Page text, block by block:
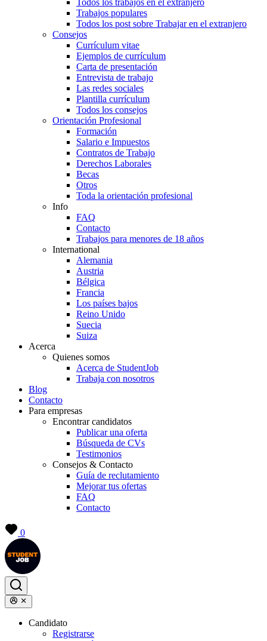
Todos los trabajos en el extranjero
Trabajos populares
Todos los post sobre Trabajar en el extranjero
Consejos
Currículum vitae
Ejemplos de currículum
Carta de presentación
Entrevista de trabajo
Las redes sociales
Plantilla currículum
Todos los consejos
Orientación Profesional
Formación
Salario e Impuestos
Contratos de Trabajo
Derechos Laborales
Becas
Otros
Toda la orientación profesional
Info
FAQ
Contacto
Trabajos para menores de 18 años
International
Alemania
Austria
Bélgica
Francia
Los países bajos
Reino Unido
Suecia
Suiza
Acerca
Quienes somos
Acerca de StudentJob
Trabaja con nosotros
Blog
Contacto
Para empresas
Encontrar candidatos
Publicar una oferta
Búsqueda de CVs
Testimonios
Consejos & Contacto
Guía de reclutamiento
Mejorar tus ofertas
FAQ
Contacto
0
Candidato
Registrarse